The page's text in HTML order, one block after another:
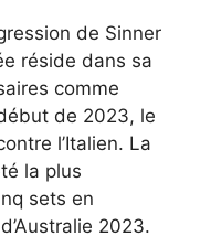
de Sinner
réside dans sa
comme
de 2023, le
l’Italien. La
la plus
sets en
2023.